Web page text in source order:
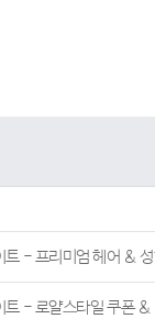
- 프리미엄 헤어 &
트 - 로얄스타일 쿠폰 &